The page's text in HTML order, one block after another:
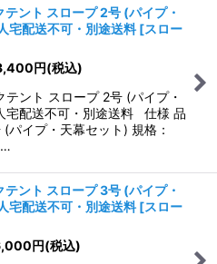
テント スロープ 2号 (パイプ・
宅配送不可・別途送料 [スロー
円(税込)
テント スロープ 2号 (パイプ・
宅配送不可・別途送料 仕様 品
パイプ・天幕セット) 規格：
テント スロープ 3号 (パイプ・
宅配送不可・別途送料 [スロー
円(税込)